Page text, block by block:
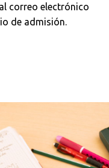
correo electrónico
de admisión.